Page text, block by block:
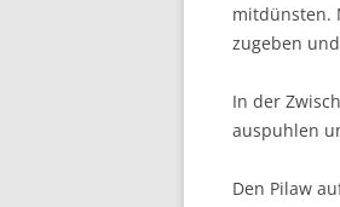
mitdünsten.
zugeben
In der
auspuhlen
Den Pilaw